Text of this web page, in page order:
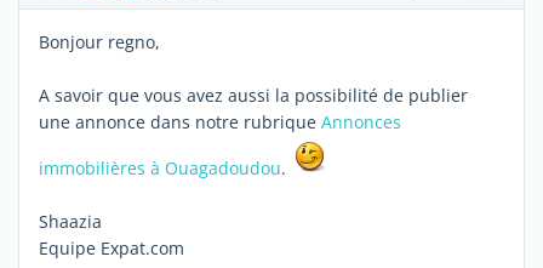
Bonjour regno,
A savoir que vous avez aussi la possibilité de publier
une annonce dans notre rubrique Annonces
immobilières à Ouagadoudou.
Shaazia
Equipe Expat.com